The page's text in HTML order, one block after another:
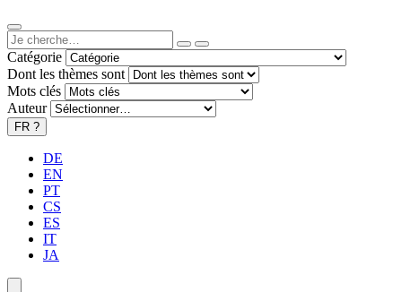
Catégorie
Dont les thèmes sont
Mots clés
Auteur
FR ?
DE
EN
PT
CS
ES
IT
JA